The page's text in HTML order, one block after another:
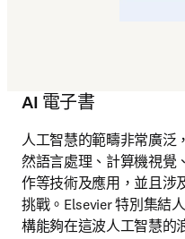
AI 電子書
人工智慧的範疇非常廣泛
然語言處理、計算機視覺
作等技術及應用，並且涉
挑戰。Elsevier 特別集結
構能夠在這波人工智慧的